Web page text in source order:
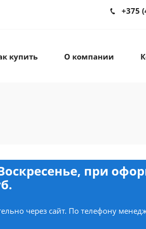
+375
купить О компании
при
через сайт. По телефону